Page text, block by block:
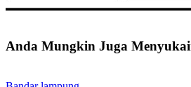
Anda Mungkin Juga